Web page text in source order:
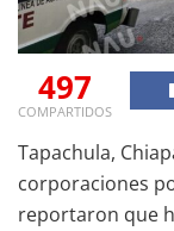
497
COMPARTIDOS
Tapachula,
corporaciones
reportaron que